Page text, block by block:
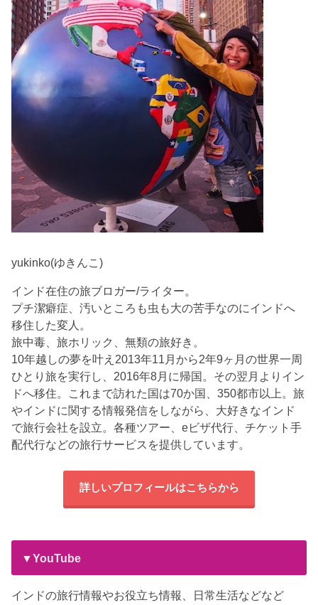
yukinko(ゆきんこ)
インド在住の旅ブロガー/ライター。
プチ潔癖症、汚いところも虫も大の苦手なのにインドへ
移住した変人。
旅中毒、旅ホリック、無類の旅好き。
10年越しの夢を叶え2013年11月から2年9ヶ月の世界一周
ひとり旅を実行し、2016年8月に帰国。その翌月よりイン
ドへ移住。これまで訪れた国は70か国、350都市以上。旅
やインドに関する情報発信をしながら、大好きなインド
で旅行会社を設立。各種ツアー、eビザ代行、チケット手
配代行などの旅行サービスを提供しています。
詳しいプロフィールはこちらから
▼YouTube
インドの旅行情報やお役立ち情報、日常生活などなど